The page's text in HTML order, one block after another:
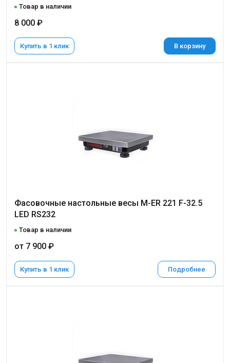
Товар в наличии
8 000 ₽
Купить в 1 клик В корзину
Фасовочные настольные весы M-ER 221 F-32.5
LED RS232
Товар в наличии
от 7 900 ₽
Купить в 1 клик Подробнее